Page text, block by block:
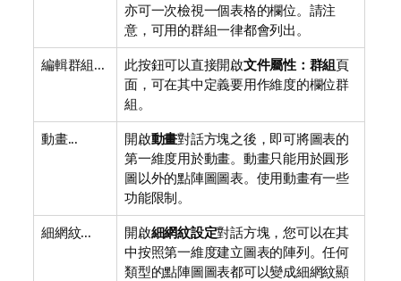
亦可一次檢視一個表格的欄位。請注
意，可用的群組一律都會列出。
編輯群組... 此按鈕可以直接開啟文件屬性：群組頁
面，可在其中定義要用作維度的欄位群
組。
動畫... 開啟動畫對話方塊之後，即可將圖表的
第一維度用於動畫。動畫只能用於圓形
圖以外的點陣圖圖表。使用動畫有一些
功能限制。
細網紋... 開啟細網紋設定對話方塊，您可以在其
中按照第一維度建立圖表的陣列。任何
類型的點陣圖圖表都可以變成細網紋顯